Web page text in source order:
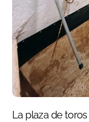
La plaza de